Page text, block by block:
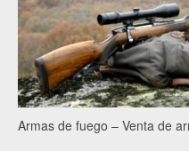
Armas de fuego – Venta de